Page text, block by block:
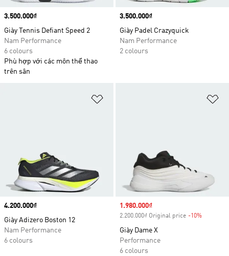
Price
3.500.000₫
Giày Tennis Defiant Speed 2
Nam Performance
6 colours
Phù hợp với các môn thể thao
trên sân
Price
3.500.000₫
Giày Padel Crazyquick
Nam Performance
2 colours
Price
4.200.000₫
Giày Adizero Boston 12
Nam Performance
6 colours
Sale price
1.980.000₫
2.200.000₫ Original price -10%
Giày Dame X
Performance
6 colours